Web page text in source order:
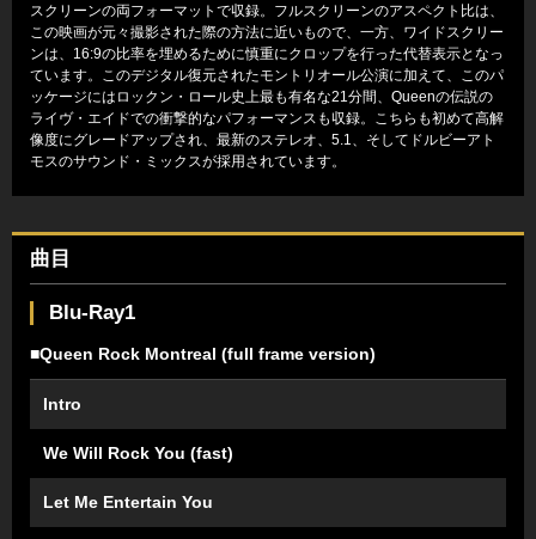
スクリーンの両フォーマットで収録。フルスクリーンのアスペクト比は、
この映画が元々撮影された際の方法に近いもので、一方、ワイドスクリー
ンは、16:9の比率を埋めるために慎重にクロップを行った代替表示となっ
ています。このデジタル復元されたモントリオール公演に加えて、このパ
ッケージにはロックン・ロール史上最も有名な21分間、Queenの伝説の
ライヴ・エイドでの衝撃的なパフォーマンスも収録。こちらも初めて高解
像度にグレードアップされ、最新のステレオ、5.1、そしてドルビーアト
モスのサウンド・ミックスが採用されています。
曲目
Blu-Ray1
■Queen Rock Montreal (full frame version)
Intro
We Will Rock You (fast)
Let Me Entertain You